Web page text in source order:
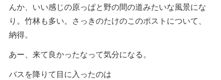
んか、いい感じの原っぱと野の間の道みたいな風景にな
り。竹林も多い。さっきのたけのこのポストについて、
納得。
あー、来て良かったなって気分になる。
バスを降りて目に入ったのは